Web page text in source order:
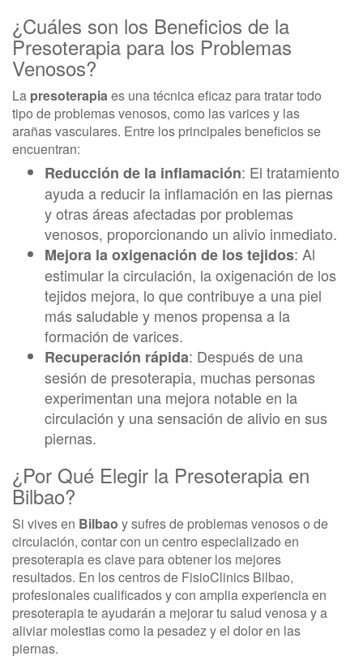
¿Cuáles son los Beneficios de la
Presoterapia para los Problemas
Venosos?
La presoterapiaes una técnica eficaz para tratar todo
tipo de problemas venosos, como las varices y las
arañas vasculares. Entre los principales beneficios se
encuentran:
Reducción de la inflamación: El tratamiento
ayuda a reducir la inflamación en las piernas
y otras áreas afectadas por problemas
venosos, proporcionando un alivio inmediato.
Mejora la oxigenación de los tejidos: Al
estimular la circulación, la oxigenación de los
tejidos mejora, lo que contribuye a una piel
más saludable y menos propensa a la
formación de varices.
Recuperación rápida: Después de una
sesión de presoterapia, muchas personas
experimentan una mejora notable en la
circulación y una sensación de alivio en sus
piernas.
¿Por Qué Elegir la Presoterapia en
Bilbao?
Si vives en Bilbao y sufres de problemas venosos o de
circulación, contar con un centro especializado en
presoterapia es clave para obtener los mejores
resultados. En los centros de FisioClinics Bilbao,
profesionales cualificados y con amplia experiencia en
presoterapia te ayudarán a mejorar tu salud venosa y a
aliviar molestias como la pesadez y el dolor en las
piernas.